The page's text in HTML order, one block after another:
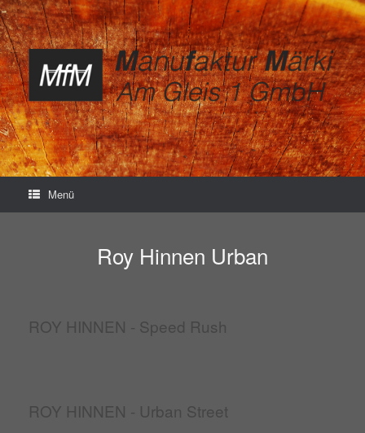
Zum
Inhalt
springen
Menü
Roy Hinnen Urban
ROY HINNEN - Speed Rush
ROY HINNEN - Urban Street